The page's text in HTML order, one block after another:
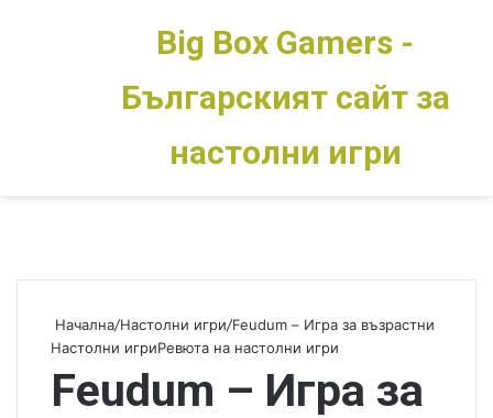
Switch skin
Big Box Gamers -
Българският сайт за
настолни игри
Начална/Настолни игри/Feudum – Игра за възрастни
Настолни игриРевюта на настолни игри
Feudum – Игра за